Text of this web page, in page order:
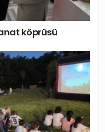
köprüsü